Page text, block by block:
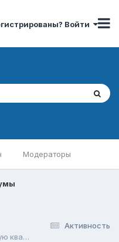
Войти
Модераторы
Активность
Продам или обменяю 2-х комнатную квартиру